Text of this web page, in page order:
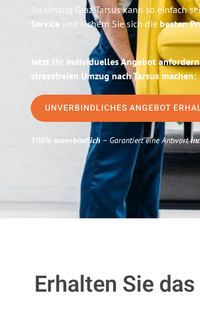
Ihr Umzug Graz Tarsus kann so einfach
Service und sichern Sie sich die besten
Jetzt Ihr individuelles Angebot
stressfreien Umzug nach Tarsus machen:
UNVERBINDLICHES ANGEBOT
100% unverbindlich– Garantiert eine Antwort
Erhalten Sie das